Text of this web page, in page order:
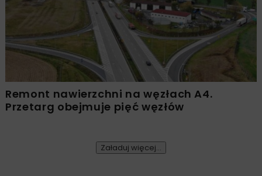
Remont nawierzchni na węzłach A4.
Przetarg obejmuje pięć węzłów
Załaduj więcej...